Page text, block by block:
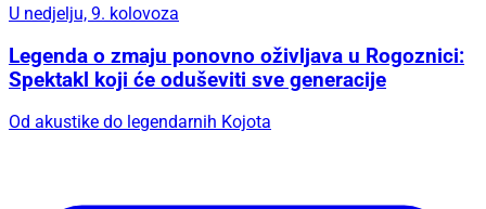
U nedjelju, 9. kolovoza
Legenda o zmaju ponovno oživljava u Rogoznici:
Spektakl koji će oduševiti sve generacije
Od akustike do legendarnih Kojota